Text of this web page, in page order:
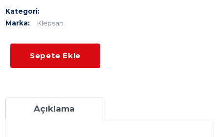
Kategori:
Marka:
Klepsan
Sepete Ekle
Açıklama